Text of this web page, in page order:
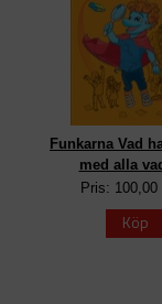
Funkarna Vad
med alla
Pris: 100,00
Köp